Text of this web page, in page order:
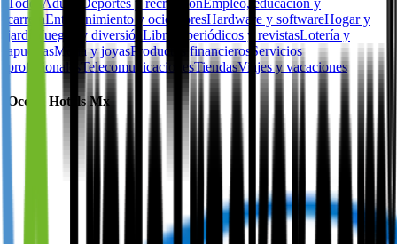
Todos Adulto Deportes y recreaciónEmpleo, educación y
carreraEntretenimiento y ocio FloresHardware y softwareHogar y
jardín
Juegos y diversión Libros, periódicos y revistasLotería y
apuestasModa y joyasProductos financieros Servicios
profesionales TelecomunicacionesTiendasViajes y vacaciones
Ocean Hotels Mx